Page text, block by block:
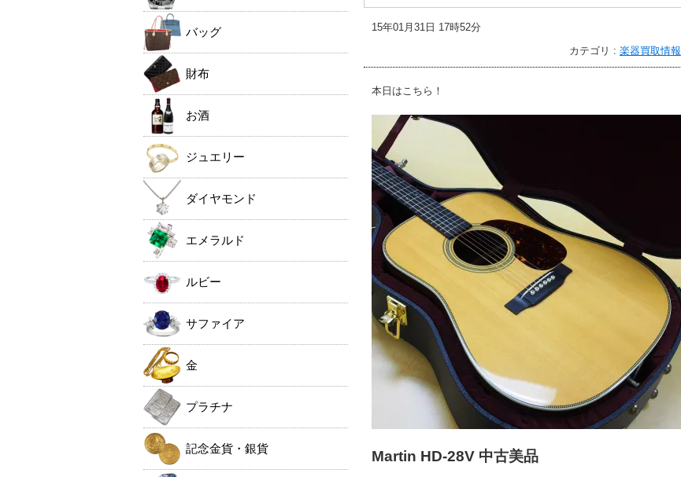
15年01月31日 17時52分
カテゴリ : 楽器買取情報
本日はこちら！
Martin HD-28V 中古美品
バッグ
財布
お酒
ジュエリー
ダイヤモンド
エメラルド
ルビー
サファイア
金
プラチナ
記念金貨・銀貨